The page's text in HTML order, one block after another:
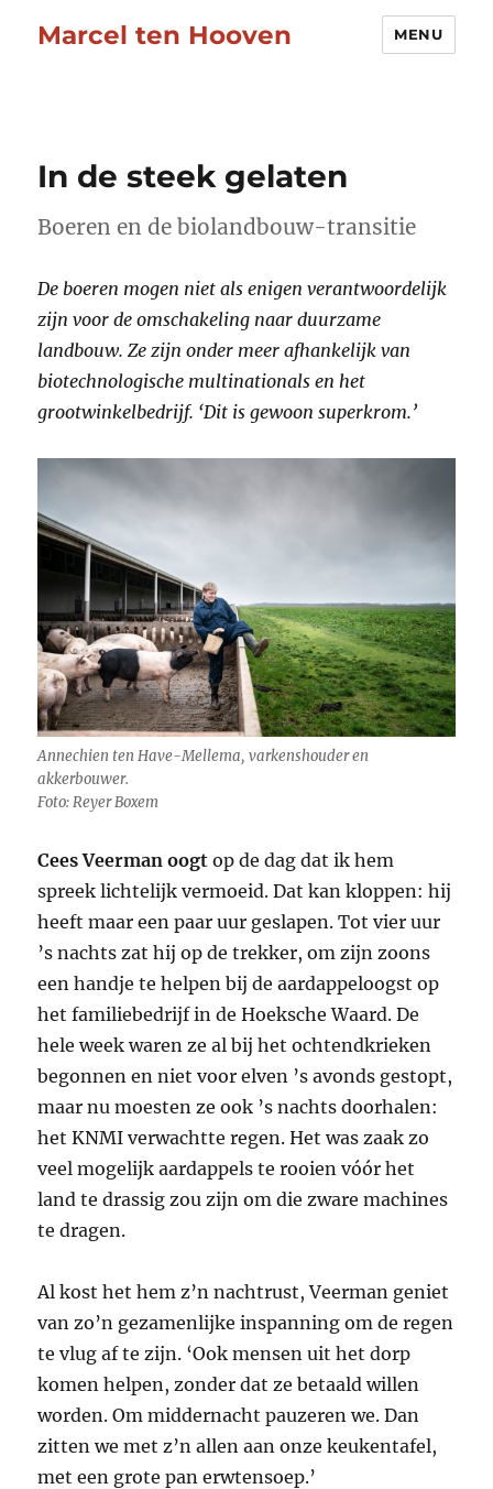
Marcel ten Hooven MENU
In de steek gelaten
Boeren en de biolandbouw-transitie
De boeren mogen niet als enigen verantwoordelijk
zijn voor de omschakeling naar duurzame
landbouw. Ze zijn onder meer afhankelijk van
biotechnologische multinationals en het
grootwinkelbedrijf. ‘Dit is gewoon superkrom.’
Annechien ten Have-Mellema, varkenshouder en
akkerbouwer.
Foto: Reyer Boxem
Cees Veerman oogt op de dag dat ik hem
spreek lichtelijk vermoeid. Dat kan kloppen: hij
heeft maar een paar uur geslapen. Tot vier uur
’s nachts zat hij op de trekker, om zijn zoons
een handje te helpen bij de aardappeloogst op
het familiebedrijf in de Hoeksche Waard. De
hele week waren ze al bij het ochtendkrieken
begonnen en niet voor elven ’s avonds gestopt,
maar nu moesten ze ook ’s nachts doorhalen:
hetKNMI verwachtte regen. Het was zaak zo
veel mogelijk aardappels te rooien vóór het
land te drassig zou zijn om die zware machines
te dragen.
Al kost het hem z’n nachtrust, Veerman geniet
van zo’n gezamenlijke inspanning om de regen
te vlug af te zijn. ‘Ook mensen uit het dorp
komen helpen, zonder dat ze betaald willen
worden. Om middernacht pauzeren we. Dan
zitten we met z’n allen aan onze keukentafel,
met een grote pan erwtensoep.’